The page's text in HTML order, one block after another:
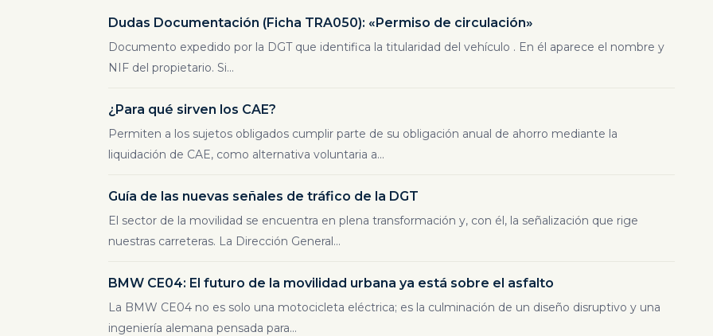
Dudas Documentación (Ficha TRA050): «Permiso de circulación»
Documento expedido por la DGT que identifica la titularidad del vehículo . En él aparece el nombre y
NIF del propietario. Si...
¿Para qué sirven los CAE?
Permiten a los sujetos obligados cumplir parte de su obligación anual de ahorro mediante la
liquidación de CAE, como alternativa voluntaria a...
Guía de las nuevas señales de tráfico de la DGT
El sector de la movilidad se encuentra en plena transformación y, con él, la señalización que rige
nuestras carreteras. La Dirección General...
BMW CE04: El futuro de la movilidad urbana ya está sobre el asfalto
La BMW CE04 no es solo una motocicleta eléctrica; es la culminación de un diseño disruptivo y una
ingeniería alemana pensada para...